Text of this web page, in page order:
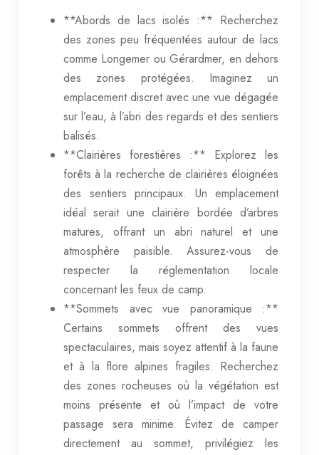
**Abords de lacs isolés :** Recherchez
des zones peu fréquentées autour de lacs
comme Longemer ou Gérardmer, en dehors
des zones protégées. Imaginez un
emplacement discret avec une vue dégagée
sur l’eau, à l’abri des regards et des sentiers
balisés.
**Clairières forestières :** Explorez les
forêts à la recherche de clairières éloignées
des sentiers principaux. Un emplacement
idéal serait une clairière bordée d’arbres
matures, offrant un abri naturel et une
atmosphère paisible. Assurez-vous de
respecter la réglementation locale
concernant les feux de camp.
**Sommets avec vue panoramique :**
Certains sommets offrent des vues
spectaculaires, mais soyez attentif à la faune
et à la flore alpines fragiles. Recherchez
des zones rocheuses où la végétation est
moins présente et où l’impact de votre
passage sera minime. Évitez de camper
directement au sommet, privilégiez les